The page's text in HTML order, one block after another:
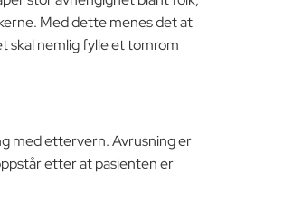
Med dette menes det at
skal nemlig fylle et tomrom
med ettervern. Avrusning er
etter at pasienten er